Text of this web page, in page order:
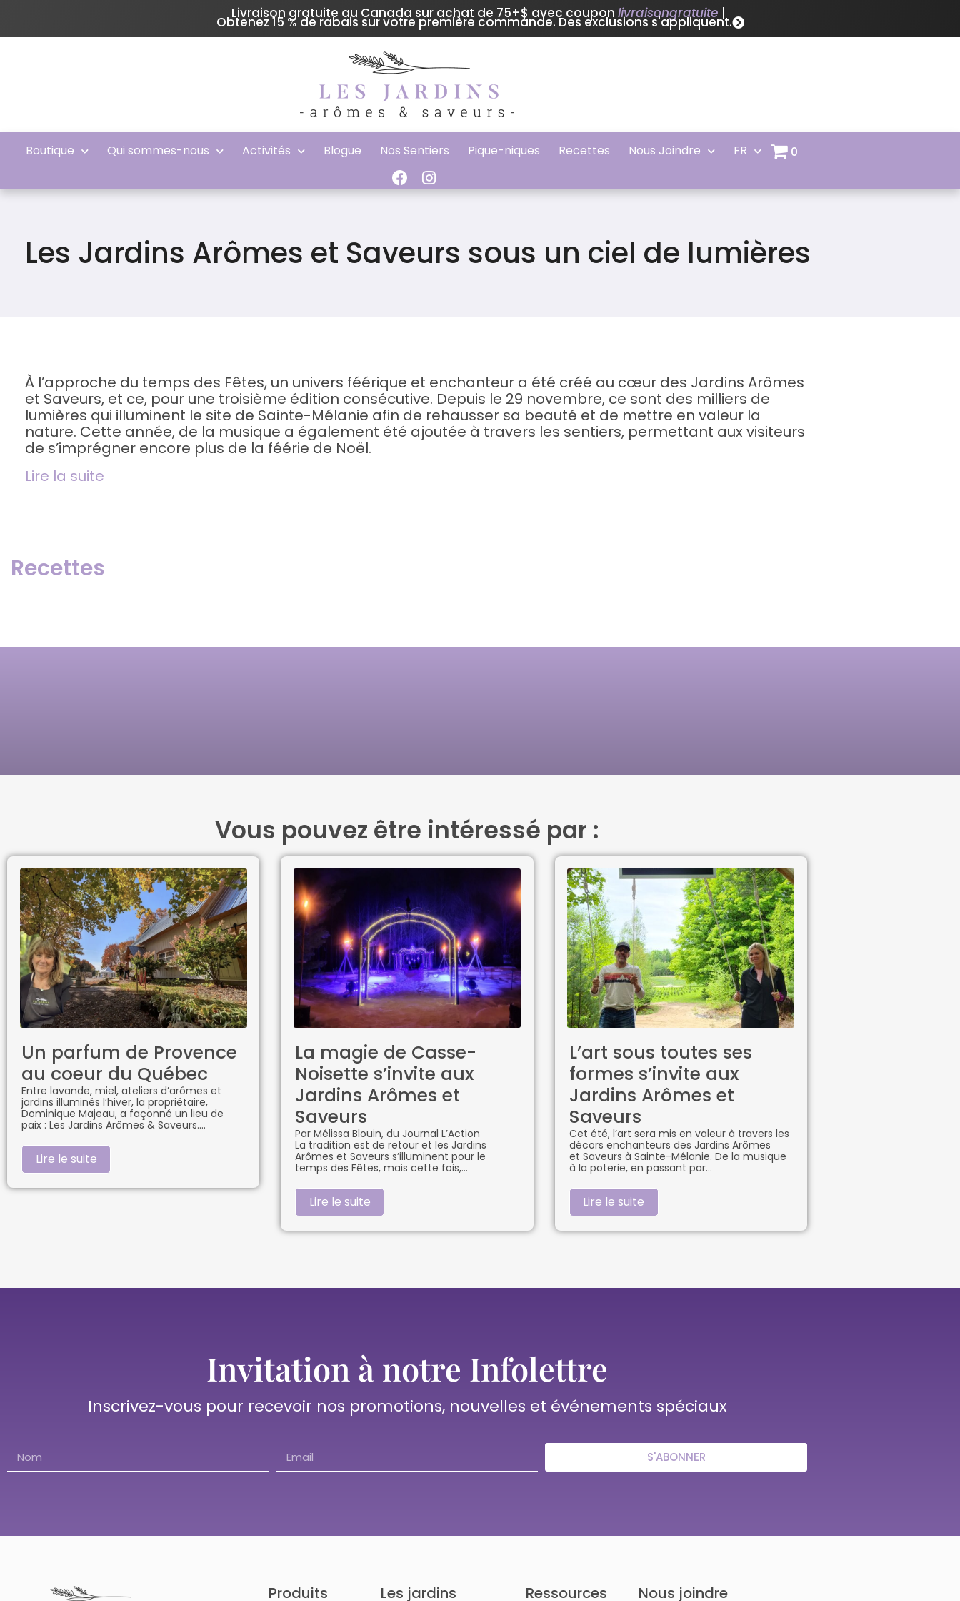
Livraison gratuite au Canada sur achat de 75+$ avec coupon livraisongratuite |
Obtenez 15 % de rabais sur votre première commande. Des exclusions s'appliquent.
Boutique Qui sommes-nous Activités Blogue Nos Sentiers Pique-niques Recettes Nous Joindre FR 0
Les Jardins Arômes et Saveurs sous un ciel de lumières
À l’approche du temps des Fêtes, un univers féérique et enchanteur a été créé au cœur des Jardins Arômes
et Saveurs, et ce, pour une troisième édition consécutive. Depuis le 29 novembre, ce sont des milliers de
lumières qui illuminent le site de Sainte-Mélanie afin de rehausser sa beauté et de mettre en valeur la
nature. Cette année, de la musique a également été ajoutée à travers les sentiers, permettant aux visiteurs
de s’imprégner encore plus de la féérie de Noël.
Lire la suite
Recettes
Vous pouvez être intéressé par :
Un parfum de Provence
au coeur du Québec
Entre lavande, miel, ateliers d’arômes et
jardins illuminés l’hiver, la propriétaire,
Dominique Majeau, a façonné un lieu de
paix : Les Jardins Arômes & Saveurs.
Lire le suite
La magie de Casse-
Noisette s’invite aux
Jardins Arômes et
Saveurs
Par Mélissa Blouin, du Journal L’Action
La tradition est de retour et les Jardins
Arômes et Saveurs s’illuminent pour le
temps des Fêtes, mais cette fois,
Lire le suite
L’art sous toutes ses
formes s’invite aux
Jardins Arômes et
Saveurs
Cet été, l’art sera mis en valeur à travers les
décors enchanteurs des Jardins Arômes
et Saveurs à Sainte-Mélanie. De la musique
à la poterie, en passant par
Lire le suite
Invitation à notre Infolettre
Inscrivez-vous pour recevoir nos promotions, nouvelles et événements spéciaux
S'ABONNER
Produits Les jardins Ressources Nous joindre